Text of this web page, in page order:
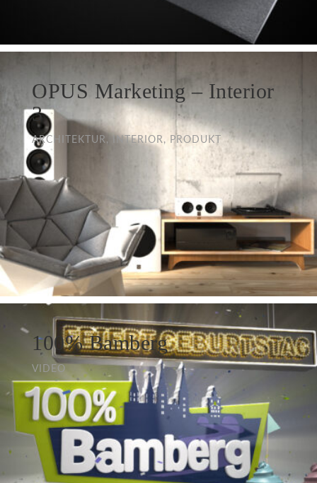
OPUS Marketing – Interior
3
ARCHITEKTUR, INTERIOR, PRODUKT
100% Bamberg
VIDEO